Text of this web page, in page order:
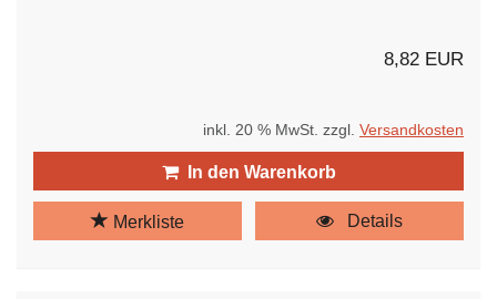
8,82 EUR
inkl. 20 % MwSt. zzgl. Versandkosten
In den Warenkorb
Merkliste Details